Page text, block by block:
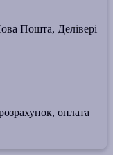
Пошта, Делівері
оплата